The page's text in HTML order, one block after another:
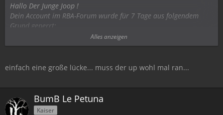
Hallo Der Junge Joop !
Dein Account im RBA-Forum wurde für 7 Tage aus folgendem
Grund geperrt:
Forum einstellen oder lesen, danach ist Dein Account wieder voll
nutzbar.
Alles anzeigen
einfach eine große lücke... muss der up wohl mal ran...
BumB Le Petuna
Kaiser